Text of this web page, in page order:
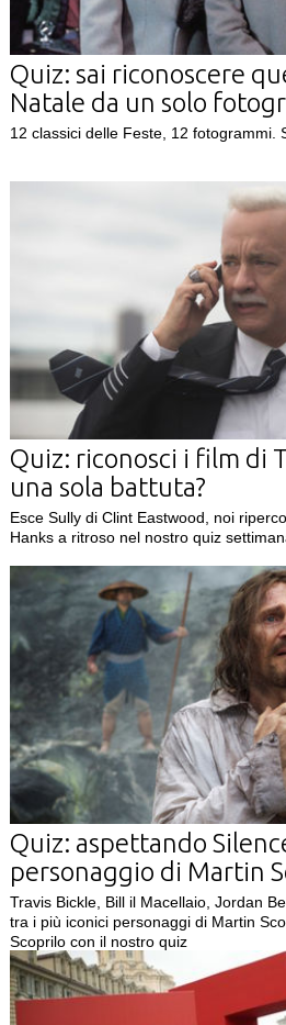
Quiz: sai riconoscere
Natale da un solo
12 classici delle Feste, 12 fotogrammi.
Quiz: riconosci i film di
una sola battuta?
Esce Sully di Clint Eastwood, noi
Hanks a ritroso nel nostro quiz
Quiz: aspettando
personaggio di Martin
Travis Bickle, Bill il Macellaio, Jordan
tra i più iconici personaggi di Martin
Scoprilo con il nostro quiz